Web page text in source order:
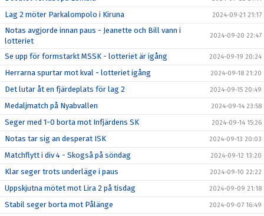
Lag 2 möter Parkalompolo i Kiruna 2024-09-21 21:17
Notas avgjorde innan paus - Jeanette och Bill vann i
lotteriet
2024-09-20 22:47
Se upp för formstarkt MSSK - lotteriet är igång 2024-09-19 20:24
Herrarna spurtar mot kval - lotteriet igång 2024-09-18 21:20
Det lutar åt en fjärdeplats för lag 2 2024-09-15 20:49
Medaljmatch på Nyabvallen 2024-09-14 23:58
Seger med 1-0 borta mot Infjärdens SK 2024-09-14 15:26
Notas tar sig an desperat ISK 2024-09-13 20:03
Matchflytt i div 4 - Skogså på söndag 2024-09-12 13:20
Klar seger trots underläge i paus 2024-09-10 22:22
Uppskjutna mötet mot Lira 2 på tisdag 2024-09-09 21:18
Stabil seger borta mot Pålänge 2024-09-07 16:49